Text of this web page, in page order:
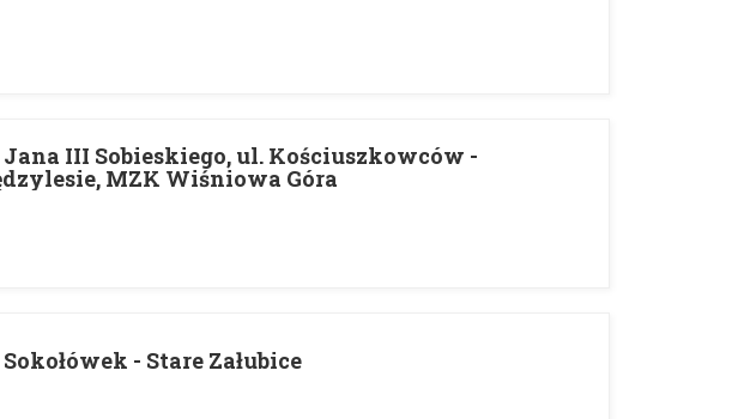
Jana III Sobieskiego, ul. Kościuszkowców -
MZK Wiśniowa Góra
- Stare Załubice